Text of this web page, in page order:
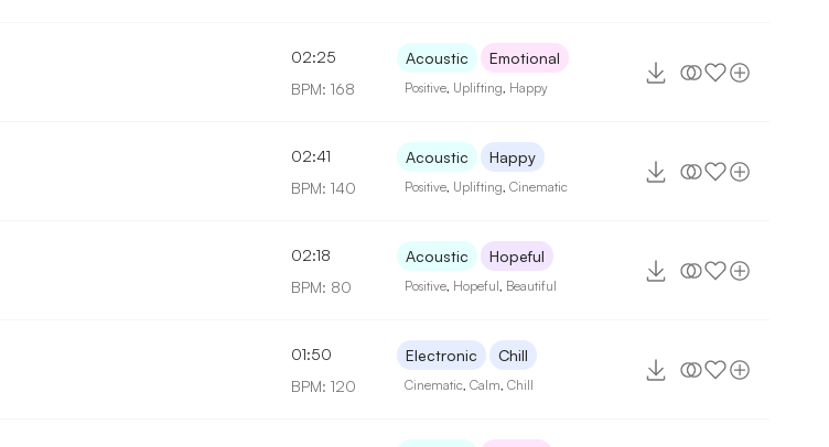
02:25
BPM: 168
Acoustic Emotional
Positive Uplifting Happy
02:41
BPM: 140
Acoustic Happy
Positive Uplifting ,Cinematic
02:18
BPM: 80
Acoustic Hopeful
Positive Hopeful Beautiful
01:50
BPM: 120
Electronic Chill
Cinematic ,Calm ,Chill